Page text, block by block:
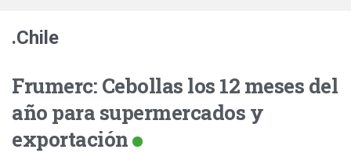
.Chile
Frumerc: Cebollas los 12 meses del
año para supermercados y
exportación